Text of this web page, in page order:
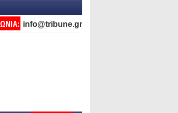
info@tribune.gr